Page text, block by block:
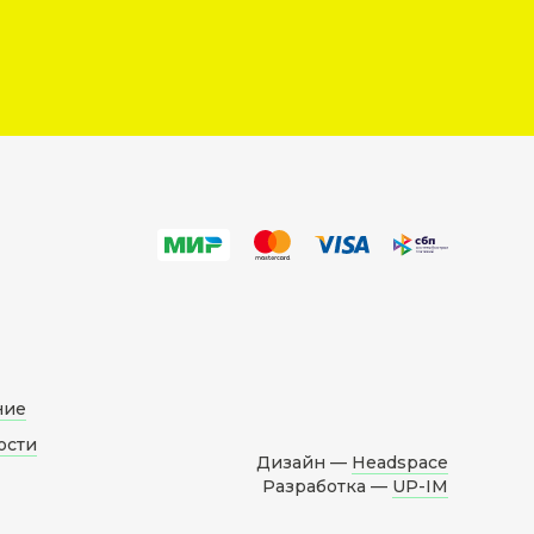
Дизайн — Headspace
Разработка — UP-IM